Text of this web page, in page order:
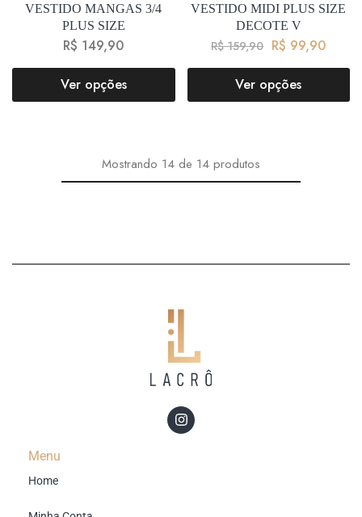
VESTIDO MANGAS 3/4
PLUS SIZE
R$ 149,90
Ver opções
VESTIDO MIDI PLUS SIZE
DECOTE V
R$159,90 R$ 99,90
Ver opções
Mostrando 14 de 14 produtos
Menu
Home